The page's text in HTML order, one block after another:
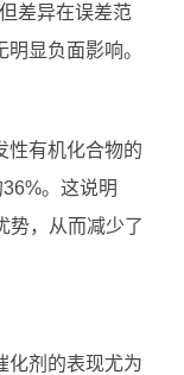
差异在误差范
显负面影响。
性有机化合物的
。这说明
势，从而减少了
化剂的表现尤为